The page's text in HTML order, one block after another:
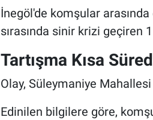
İnegöl'de komşular
sırasında sinir krizi geçiren
Tartışma Kısa
Olay, Süleymaniye
Edinilen bilgilere göre,